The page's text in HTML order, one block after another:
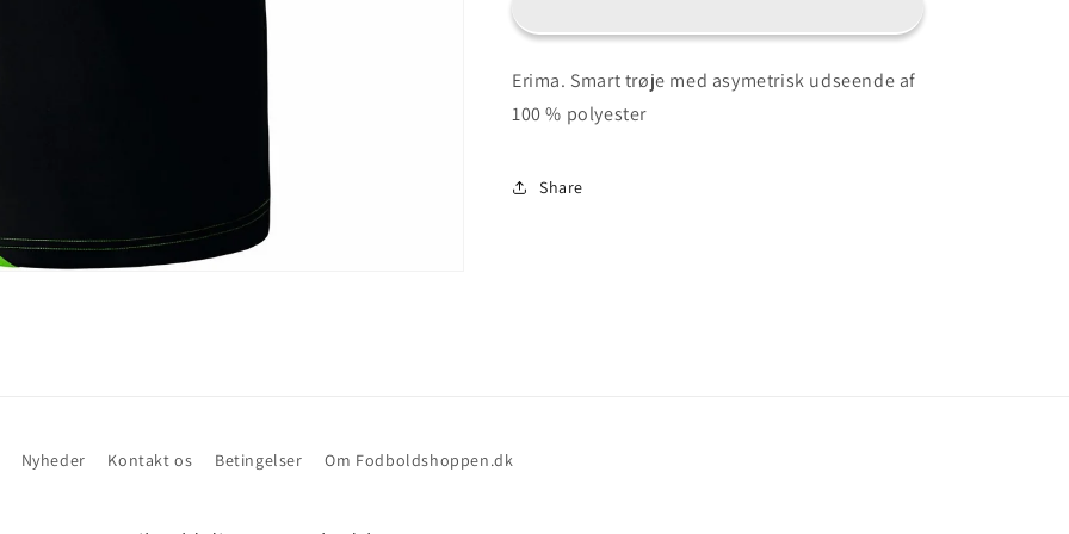
Erima. Smart trøje med asymetrisk udseende af
100 % polyester
Share
Nyheder Kontakt os Betingelser Om Fodboldshoppen.dk